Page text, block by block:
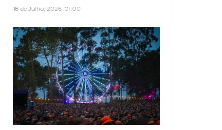
18 de Julho, 2026, 01:00